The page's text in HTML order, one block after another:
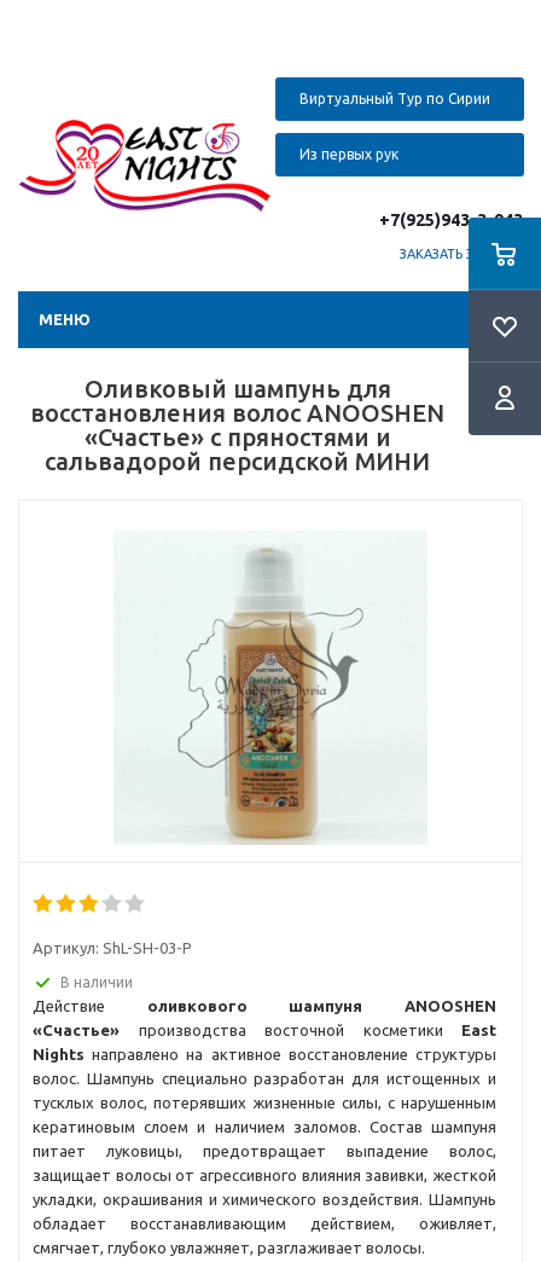
Виртуальный Тур по Сирии
Из первых рук
+7(925)943-3-943
ЗАКАЗАТЬ ЗВОНОК
МЕНЮ
Оливковый шампунь для
восстановления волос ANOOSHEN
«Счастье» с пряностями и
сальвадорой персидской МИНИ
Артикул: ShL-SH-03-P
В наличии
Действие оливкового шампуня ANOOSHEN
«Cчастье» производства восточной косметики East
Nights направлено на активное восстановление структуры
волос. Шампунь специально разработан для истощенных и
тусклых волос, потерявших жизненные силы, с нарушенным
кератиновым слоем и наличием заломов. Состав шампуня
питает луковицы, предотвращает выпадение волос,
защищает волосы от агрессивного влияния завивки, жесткой
укладки, окрашивания и химического воздействия. Шампунь
обладает восстанавливающим действием, оживляет,
смягчает, глубоко увлажняет, разглаживает волосы.